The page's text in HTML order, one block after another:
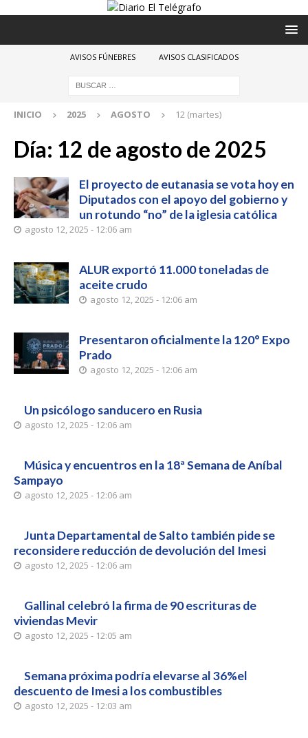
AVISOS FÚNEBRES AVISOS CLASIFICADOS
INICIO 2025 AGOSTO 12 (martes)
Día: 12 de agosto de 2025
El proyecto de eutanasia se vota hoy en
Diputados con el apoyo del gobierno y
un rotundo “no” de la iglesia católica
agosto 12, 2025 - 12:06 am
ALUR exportó 11.000 toneladas de
aceite crudo
agosto 12, 2025 - 12:06 am
Presentaron oficialmente la 120° Expo
Prado
agosto 12, 2025 - 12:06 am
Un psicólogo sanducero en Rusia
agosto 12, 2025 - 12:06 am
Música y encuentros en la 18ª Semana de Aníbal
Sampayo
agosto 12, 2025 - 12:06 am
Junta Departamental de Salto también pide se
reconsidere reducción de devolución del Imesi
agosto 12, 2025 - 12:06 am
Gallinal celebró la firma de 90 escrituras de
viviendas Mevir
agosto 12, 2025 - 12:05 am
Semana próxima podría elevarse al 36%el
descuento de Imesi a los combustibles
agosto 12, 2025 - 12:03 am